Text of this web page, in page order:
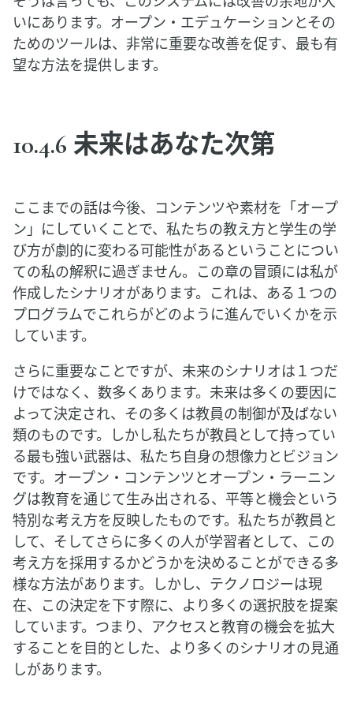
いにあります。オープン・エデュケーションとその
ためのツールは、非常に重要な改善を促す、最も有
望な方法を提供します。
10.4.6 未来はあなた次第
ここまでの話は今後、コンテンツや素材を「オープ
ン」にしていくことで、私たちの教え方と学生の学
び方が劇的に変わる可能性があるということについ
ての私の解釈に過ぎません。この章の冒頭には私が
作成したシナリオがあります。これは、ある１つの
プログラムでこれらがどのように進んでいくかを示
しています。
さらに重要なことですが、未来のシナリオは１つだ
けではなく、数多くあります。未来は多くの要因に
よって決定され、その多くは教員の制御が及ばない
類のものです。しかし私たちが教員として持ってい
る最も強い武器は、私たち自身の想像力とビジョン
です。オープン・コンテンツとオープン・ラーニン
グは教育を通じて生み出される、平等と機会という
特別な考え方を反映したものです。私たちが教員と
して、そしてさらに多くの人が学習者として、この
考え方を採用するかどうかを決めることができる多
様な方法があります。しかし、テクノロジーは現
在、この決定を下す際に、より多くの選択肢を提案
しています。つまり、アクセスと教育の機会を拡大
することを目的とした、より多くのシナリオの見通
しがあります。